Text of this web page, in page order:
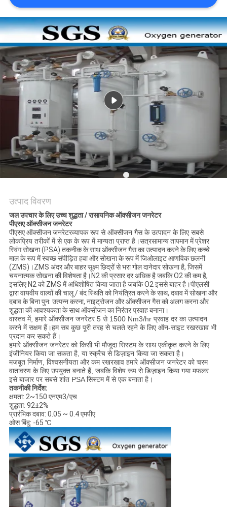
उद्धरण
मांगें
NEWS
साइटमैप
गोपनीयता
नीति
उत्पाद विवरण
जल उपचार के लिए उच्च शुद्धता / रासायनिक ऑक्सीजन जनरेटर
पीएसए ऑक्सीजन जनरेटर
पीएसए ऑक्सीजन जनरेटरव्यापक रूप से ऑक्सीजन गैस के उत्पादन के लिए सबसे
लोकप्रिय तरीकों में से एक के रूप में मान्यता प्राप्त है।सत्रसामान्य तापमान में प्रेशर
स्विंग सोखना (PSA) तकनीक के साथ ऑक्सीजन गैस का उत्पादन करने के लिए कच्चे
माल के रूप में स्वच्छ संपीड़ित हवा और सोखना के रूप में जिओलाइट आणविक छलनी
(ZMS)।ZMS अंदर और बाहर सूक्ष्म छिद्रों से भरा गोल दानेदार सोखना है, जिसमें
चयनात्मक सोखना की विशेषता है।N2 की प्रसार दर अधिक है जबकि O2 की कम है,
इसलिए N2 को ZMS में अधिशोषित किया जाता है जबकि O2 इससे बाहर है।पीएलसी
द्वारा वायवीय वाल्वों की चालू / बंद स्थिति को नियंत्रित करने के साथ, दबाव में सोखना और
दबाव के बिना पुन: उत्पन्न करना, नाइट्रोजन और ऑक्सीजन गैस को अलग करना और
शुद्धता की आवश्यकता के साथ ऑक्सीजन का निरंतर प्रवाह बनाना।
वास्तव में, हमारे ऑक्सीजन जनरेटर 5 से 1500 Nm3/hr प्रवाह दर का उत्पादन
करने में सक्षम हैं।हम सब कुछ पूरी तरह से चलते रहने के लिए ऑन-साइट रखरखाव भी
प्रदान कर सकते हैं।
हमारे ऑक्सीजन जनरेटर को किसी भी मौजूदा सिस्टम के साथ एकीकृत करने के लिए
इंजीनियर किया जा सकता है, या स्क्रैच से डिज़ाइन किया जा सकता है।
मजबूत निर्माण, विश्वसनीयता और कम रखरखाव हमारे ऑक्सीजन जनरेटर को चरम
वातावरण के लिए उपयुक्त बनाते हैं, जबकि विशेष रूप से डिज़ाइन किया गया मफलर
इसे बाजार पर सबसे शांत PSA सिस्टम में से एक बनाता है।
तकनीकी निर्देश:
क्षमता: 2~150 एनएम3/एच
शुद्धता: 92±2%
प्रारंभिक दबाव: 0.05 ~ 0.4 एमपीए
ओस बिंदु: -65 ℃